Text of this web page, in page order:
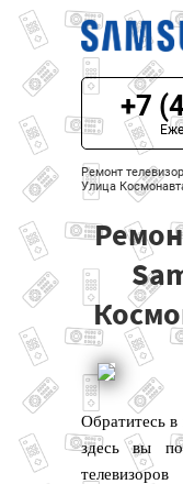
ЦЕНЫ НА
О СЕРВИСЕ
МОДЕЛИ
НАШИ
+7
Ремонт
Улица
Обратитесь
здесь вы